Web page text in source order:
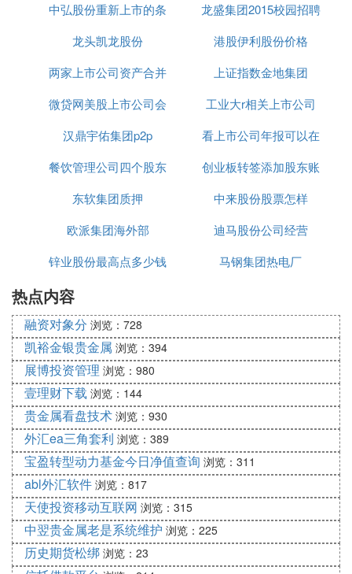
资的融资方式，在实践中，最为常见的混合型融资方
式有可转换债券与认股权证。可转换债券：这种混合
型融资工具的特点在于企业债券持有人在一定条件下
可将债券转换为该企业的股票。在企业并购中，利用
券的报酬率一般较低，因此可以降低企业的筹资成
本;其次，可转换债券具有较高的灵活性，企业可以
换债券;最后，当可转换债券转换为普通股后，债券
本金就无须偿还本金。因此，免除了企业偿还持有人
本金的债务负担。
然而，发行可转换债券也存在如下缺点：首先，当债
要求转化为股票，这就变相使企业蒙受财务损失;如
果企业股票价格下跌，债券持有人自然要求退换本
金，这不但增加企业的现金支付压力，也严重影响企
业的再融资能力。其次，当可转换债券转换为股票
时，企业原有股东的股权会被稀释。
❸ 请问上市公司再融资的作用和意义是什
么
恢复市场融资功能是市场发展的内在要求。为国民经
济建设筹集资本，为社会资金保值增值提供渠道，是
资本市场的基本功能，也是市场发展的根本途径。上
市公司的可持续发展，是离不开融资的。资本市场的
直接融资，是上市公司获得资金的重要途径。同时，
上市公司不发行新的证券，那么就难以为投资者提供
更多、更新的投资机会。因此，长期停止上市公司的
司评级
中弘股份重新上市的条
件
龙盛集团2015校园招聘
龙头凯龙股份
港股伊利股份价格
两家上市公司资产合并
股票
上证指数金地集团
微贷网美股上市公司会
爆雷吗
工业大r相关上市公司
汉鼎宇佑集团p2p
看上市公司年报可以在
哪些网站看
餐饮管理公司四个股东
创业板转签添加股东账
户
东软集团质押
中来股份股票怎样
欧派集团海外部
迪马股份公司经营
锌业股份最高点多少钱
马钢集团热电厂
热点内容
融资对象分 浏览：728
凯裕金银贵金属 浏览：394
展博投资管理 浏览：980
壹理财下载 浏览：144
贵金属看盘技术 浏览：930
外汇ea三角套利 浏览：389
宝盈转型动力基金今日净值查询 浏览：311
abl外汇软件 浏览：817
天使投资移动互联网 浏览：315
中翌贵金属老是系统维护 浏览：225
历史期货松绑 浏览：23